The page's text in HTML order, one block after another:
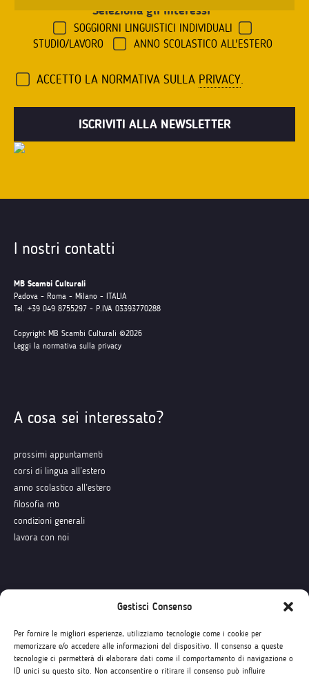
Gestisci Consenso
Per fornire le migliori esperienze, utilizziamo tecnologie come i cookie per
memorizzare e/o accedere alle informazioni del dispositivo. Il consenso a queste
tecnologie ci permetterà di elaborare dati come il comportamento di navigazione o
ID unici su questo sito. Non acconsentire o ritirare il consenso può influire
Seleziona gli interessi
SOGGIORNI LINGUISTICI INDIVIDUALI
STUDIO/LAVORO
ANNO SCOLASTICO ALL'ESTERO
ACCETTO LA NORMATIVA SULLA PRIVACY.
I nostri contatti
MB Scambi Culturali
Padova - Roma - Milano - ITALIA
Tel. +39 049 8755297 - P.IVA 03393770288
Copyright MB Scambi Culturali ©2026
Leggi la normativa sulla privacy
A cosa sei interessato?
prossimi appuntamenti
corsi di lingua all’estero
anno scolastico all’estero
filosofia mb
condizioni generali
lavora con noi